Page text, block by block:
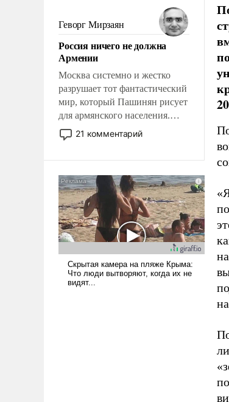
Сложившаяся ситуация
означает многолетний период
уязвимости США, например,
перед Китаем.
Геворг Мирзаян
Россия ничего не должна
Армении
Москва системно и жестко
разрушает тот фантастический
мир, который Пашинян рисует
для армянского населения.
Мир, где политические
прожекты будут безусловно
налогоплательщиков и где
Еревану за свои поступки не
нужно отвечать.
21 комментарий